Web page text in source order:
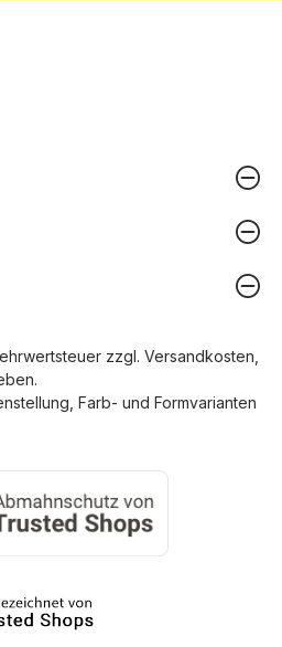
zzgl. Versandkosten
Farb- und Formvarianten